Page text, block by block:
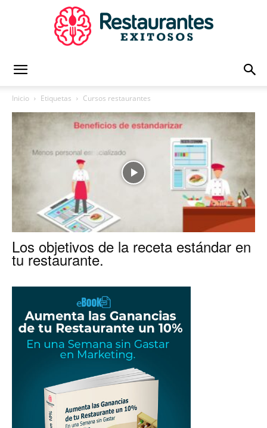
Exitosos
|
Capacitación
para
Restaurantes
Inicio Etiquetas Cursos restaurantes
Los objetivos de la receta estándar en
tu restaurante.